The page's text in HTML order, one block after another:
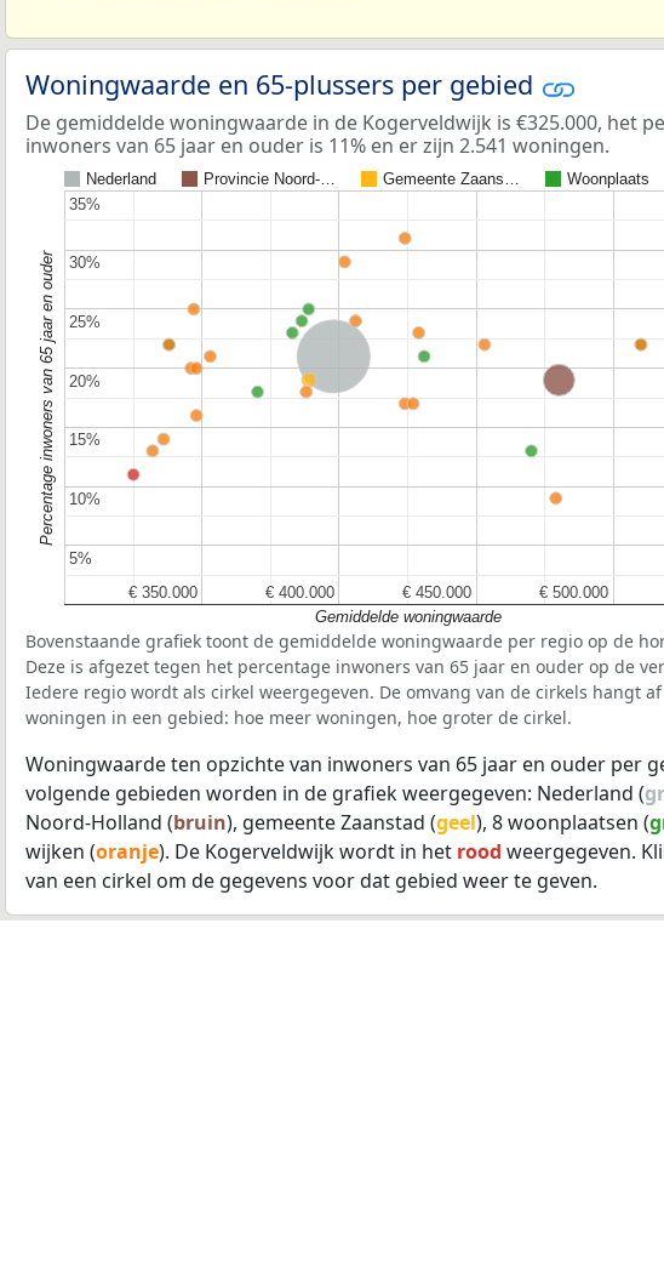
Woningwaarde en 65-plussers per gebied
De gemiddelde woningwaarde in de Kogerveldwijk is €325.000, het
inwoners van 65 jaar en ouder is 11% en er zijn 2.541 woningen.
Nederland Provincie Noord-… Gemeente Zaans… Woonplaats
Provincie Noord-Holland
€ 350.000
€ 350.000 € 400.000
€ 400.000 € 450.000
€ 450.000 € 500.000
€ 500.000
5%
5%
10%
10%
15%
15%
20%
20%
25%
25%
30%
30%
35%
35%
Gemiddelde woningwaarde
Percentage inwoners van 65 jaar en ouder
Bovenstaande grafiek toont de gemiddelde woningwaarde per regio op de
Deze is afgezet tegen het percentage inwoners van 65 jaar en ouder op de
Iedere regio wordt als cirkel weergegeven. De omvang van de cirkels hangt
woningen in een gebied: hoe meer woningen, hoe groter de cirkel.
Woningwaarde ten opzichte van inwoners van 65 jaar en ouder per
volgende gebieden worden in de grafiek weergegeven: Nederland (
Noord-Holland (bruin), gemeente Zaanstad (geel), 8 woonplaatsen (
wijken (oranje). De Kogerveldwijk wordt in het rood weergegeven.
van een cirkel om de gegevens voor dat gebied weer te geven.